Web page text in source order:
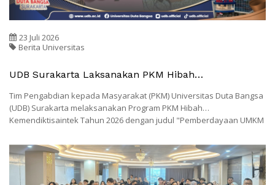
23 Juli 2026
Berita Universitas
UDB Surakarta Laksanakan PKM Hibah
UMKM Oemah Anglo
Tim Pengabdian kepada Masyarakat (PKM) Universitas Duta Bangsa
(UDB) Surakarta melaksanakan Program PKM Hibah
Kemendiktisaintek Tahun 2026 dengan judul "Pemberdayaan UMKM